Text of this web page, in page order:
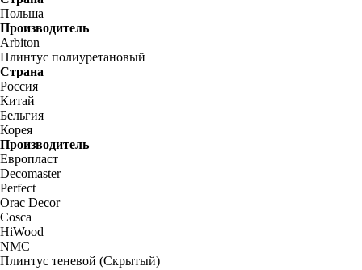
Польша
Производитель
Arbiton
Плинтус полиуретановый
Страна
Россия
Китай
Бельгия
Корея
Производитель
Европласт
Decomaster
Perfect
Orac Decor
Cosca
HiWood
NMC
Плинтус теневой (Скрытый)